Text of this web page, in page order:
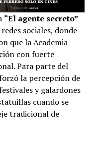
“El agente secreto”
sociales, donde
que la Academia
con fuerte
Para parte del
la percepción de
y galardones
cuando se
tradicional de